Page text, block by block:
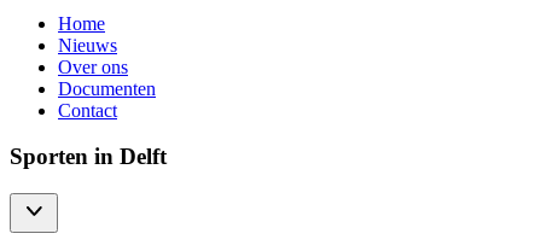
Home
Nieuws
Over ons
Documenten
Contact
Sporten in Delft